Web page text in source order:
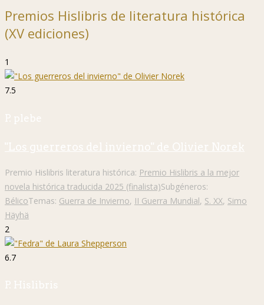
Premios Hislibris de literatura histórica
(XV ediciones)
1
7.5
P. plebe
"Los guerreros del invierno" de Olivier Norek
Premio Hislibris literatura histórica: Premio Hislibris a la mejor
novela histórica traducida 2025 (finalista)Subgéneros:
BélicoTemas: Guerra de Invierno, II Guerra Mundial, S. XX, Simo
Häyhä
2
6.7
P. Hislibris